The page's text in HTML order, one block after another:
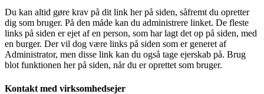
Du kan altid gøre krav på dit link her på siden, såfremt du opretter
dig som bruger. På den måde kan du administrere linket. De fleste
links på siden er ejet af en person, som har lagt det op på siden, med
en burger. Der vil dog være links på siden som er generet af
Administrator, men disse link kan du også tage ejerskab på. Brug
blot funktionen her på siden, når du er oprettet som bruger.
Kontakt med virksomhedsejer